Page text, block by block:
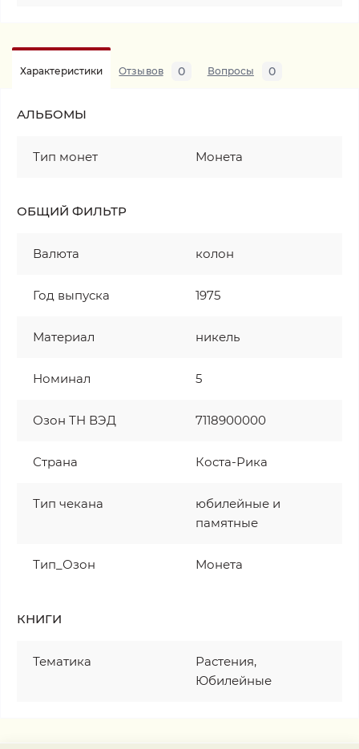
Характеристики Отзывов 0 Вопросы 0
АЛЬБОМЫ
Тип монет Монета
ОБЩИЙ ФИЛЬТР
Валюта колон
Год выпуска 1975
Материал никель
Номинал 5
Озон ТН ВЭД 7118900000
Страна Коста-Рика
Тип чекана
юбилейные и
памятные
Тип_Озон Монета
КНИГИ
Тематика
Растения,
Юбилейные